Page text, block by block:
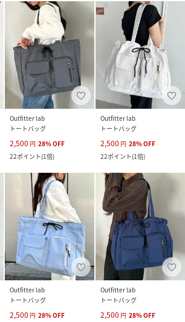
Outfitter lab
トートバッグ
2,500 円 28%OFF
22ポイント(1倍)
Outfitter lab
トートバッグ
2,500 円 28%OFF
22ポイント(1倍)
Outfitter lab
トートバッグ
2,500 円 28%OFF
Outfitter lab
トートバッグ
2,500 円 28%OFF